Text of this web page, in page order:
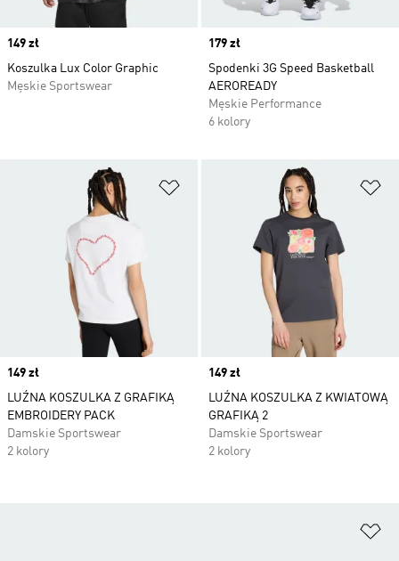
Price
149 zł
Koszulka Lux Color Graphic
Męskie Sportswear
Price
179 zł
Spodenki 3G Speed Basketball
AEROREADY
Męskie Performance
6 kolory
Dodaj do listy życzeń
Price
149 zł
LUŹNA KOSZULKA Z GRAFIKĄ
EMBROIDERY PACK
Damskie Sportswear
2 kolory
Price
149 zł
LUŹNA KOSZULKA Z KWIATOWĄ
GRAFIKĄ 2
Damskie Sportswear
2 kolory